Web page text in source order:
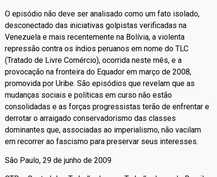
O episódio não deve ser analisado como um fato isolado,
desconectado das iniciativas golpistas verificadas na
Venezuela e mais recentemente na Bolívia, a violenta
repressão contra os índios peruanos em nome do TLC
(Tratado de Livre Comércio), ocorrida neste mês, e a
provocação na fronteira do Equador em março de 2008,
promovida por Uribe. São episódios que revelam que as
mudanças sociais e políticas em curso não estão
consolidadas e as forças progressistas terão de enfrentar e
derrotar o arraigado conservadorismo das classes
dominantes que, associadas ao imperialismo, não vacilam
em recorrer ao fascismo para preservar seus interesses.
São Paulo, 29 de junho de 2009